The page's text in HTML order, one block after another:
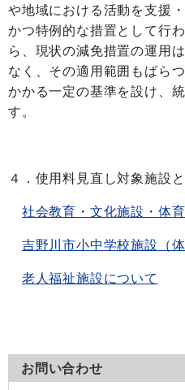
や地域における活動を支援
かつ特例的な措置として行
ら、現状の減免措置の運用
なく、その適用範囲もばら
かかる一定の基準を設け、
す。
４．使用料見直し対象施設
社会教育・文化施設・体
吉野川市小中学校施設（
老人福祉施設について
お問い合わせ